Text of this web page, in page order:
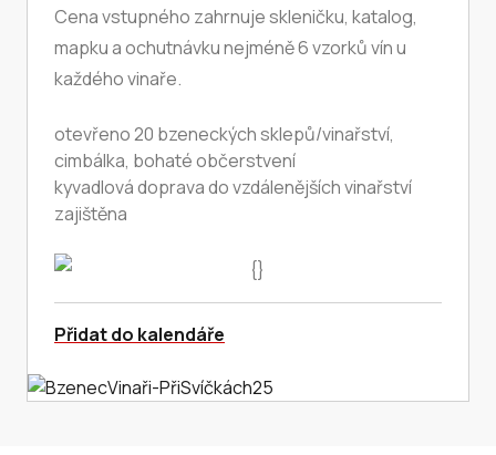
Cena vstupného zahrnuje skleničku, katalog,
mapku a ochutnávku nejméně 6 vzorků vín u
každého vinaře.
otevřeno 20 bzeneckých sklepů/vinařství,
cimbálka, bohaté občerstvení
kyvadlová doprava do vzdálenějších vinařství
zajištěna
Přidat do kalendáře